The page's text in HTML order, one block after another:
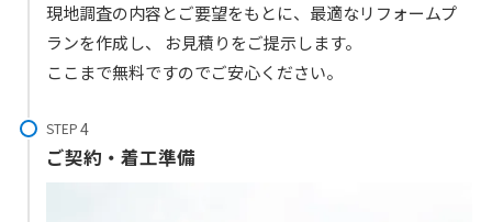
現地調査の内容とご要望をもとに、最適なリフォームプ
ランを作成し、 お見積りをご提示します。
ここまで無料ですのでご安心ください。
STEP
ご契約・着工準備